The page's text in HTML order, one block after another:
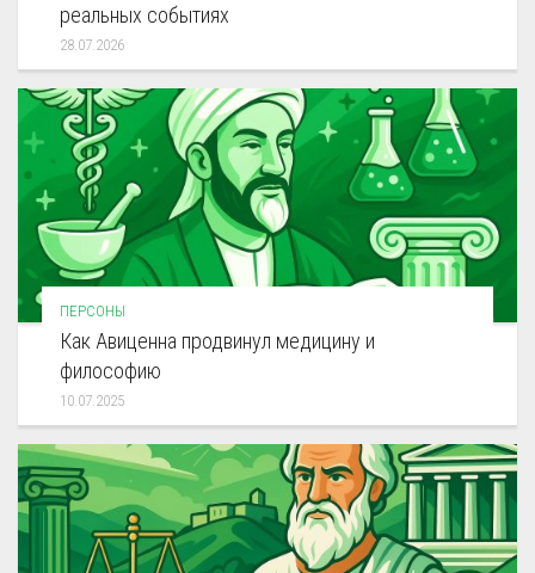
реальных событиях
28.07.2026
ПЕРСОНЫ
Как Авиценна продвинул медицину и
философию
10.07.2025